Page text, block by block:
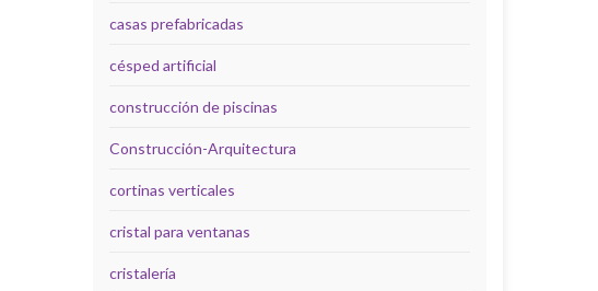
casas prefabricadas
césped artificial
construcción de piscinas
Construcción-Arquitectura
cortinas verticales
cristal para ventanas
cristalería